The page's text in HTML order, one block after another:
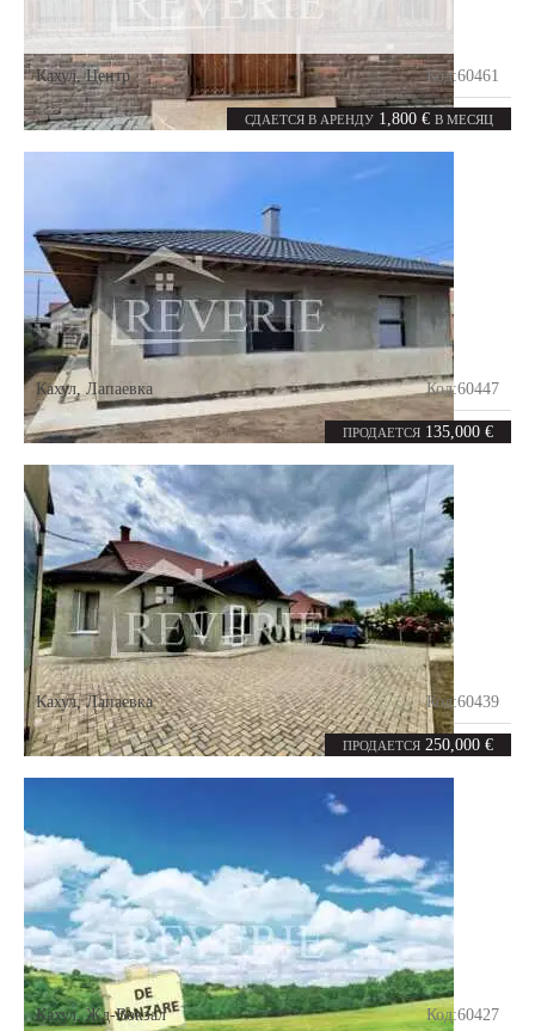
СДАЕТСЯ В АРЕНДУ 1,800 € В МЕСЯЦ
Кахул,Центр Код:60461
0 комнат 280m²
ПРОДАЕТСЯ 135,000 €
Кахул Лапаевка Код:60447
3комнаты 105 m²
ПРОДАЕТСЯ 250,000 €
Кахул,Лапаевка Код:60439
3комнаты 140 m²
Кахул,Жд-Вокзал Код:60427